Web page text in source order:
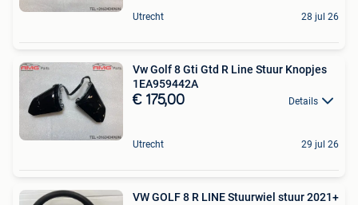
Utrecht 28 jul 26
Vw Golf 8 Gti Gtd R Line Stuur Knopjes
1EA959442A
€ 175,00 Details
Utrecht 29 jul 26
VW GOLF 8 R LINE Stuurwiel stuur 2021+